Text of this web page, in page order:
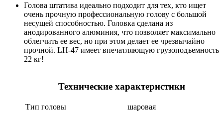
Голова штатива идеально подходит для тех, кто ищет
очень прочную профессиональную голову с большой
несущей способностью. Головка сделана из
анодированного алюминия, что позволяет максимально
облегчить ее вес, но при этом делает ее чрезвычайно
прочной. LH-47 имеет впечатляющую грузоподъемность
22 кг!
Технические характеристики
Тип головы
шаровая